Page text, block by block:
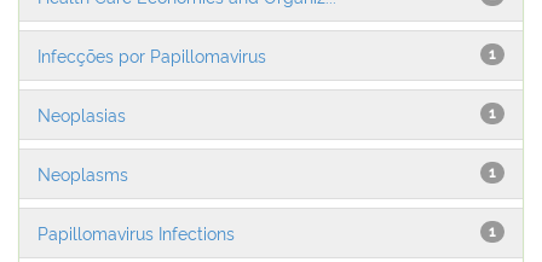
1
Infecções por Papillomavirus
1
Neoplasias
1
Neoplasms
1
Papillomavirus Infections